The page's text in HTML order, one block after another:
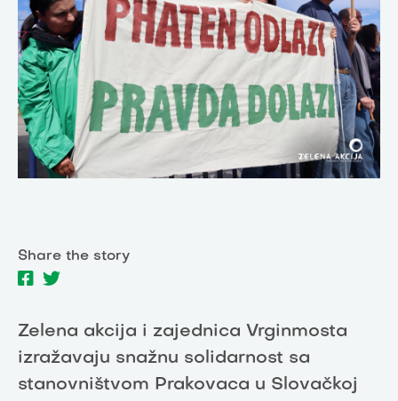
Share the story
Zelena akcija i zajednica Vrginmosta
izražavaju snažnu solidarnost sa
stanovništvom Prakovaca u Slovačkoj